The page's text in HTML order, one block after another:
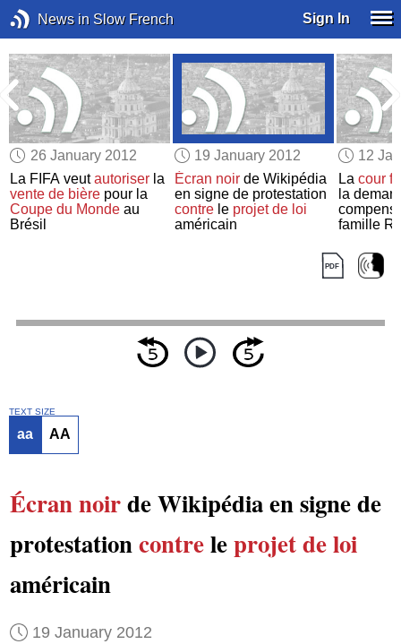
News in Slow French Sign In
26 January 2012
La FIFA veutautoriser la
vente de bière pour la
Coupe du Monde au
Brésil
19 January 2012
Écran noirde Wikipédia
en signe de protestation
contrele projet de loi
américain
12
La cour
la
famille
TEXT SIZE
aa AA
Écran noirde Wikipédia en signe de
protestationcontreleprojet de loi
américain
19 January 2012